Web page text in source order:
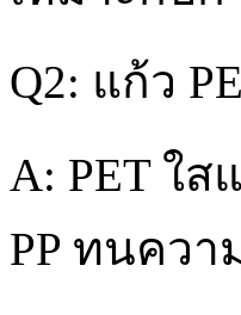
Q2: แก้ว
A: PET ใ
PP ทนคว